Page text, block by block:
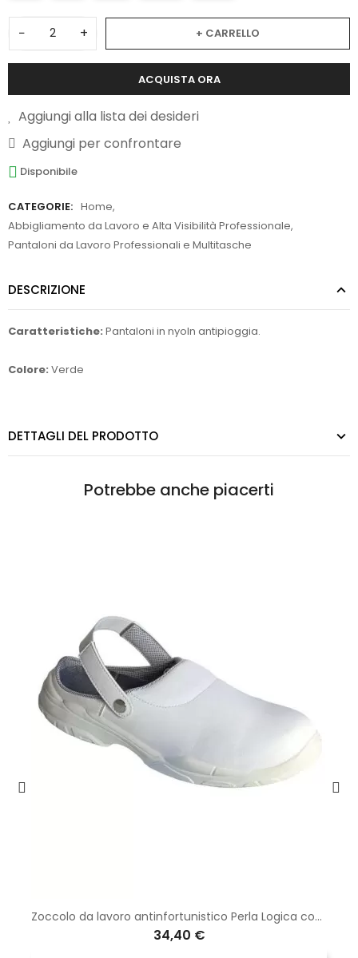
− + + CARRELLO
ACQUISTA ORA
Aggiungi alla lista dei desideri
Aggiungi per confrontare
Disponibile
CATEGORIE: Home,
Abbigliamento da Lavoro e Alta Visibilità Professionale,
Pantaloni da Lavoro Professionali e Multitasche
DESCRIZIONE
Caratteristiche: Pantaloni in nyoln antipioggia.
Colore: Verde
DETTAGLI DEL PRODOTTO
Potrebbe anche piacerti
Zoccolo da lavoro antinfortunistico Perla Logica con laccio staccabile di colore bianco
34,40 €